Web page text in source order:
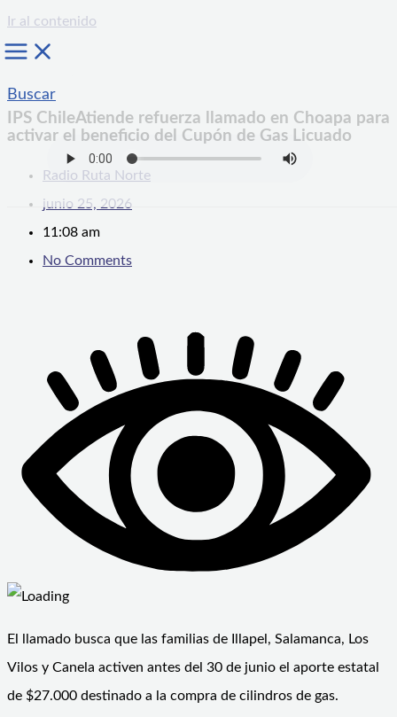
Ir al contenido
Buscar
IPS ChileAtiende refuerza llamado en Choapa para
activar el beneficio del Cupón de Gas Licuado
Radio Ruta Norte
junio 25, 2026
11:08 am
No Comments
El llamado busca que las familias de Illapel, Salamanca, Los
Vilos y Canela activen antes del 30 de junio el aporte estatal
de $27.000 destinado a la compra de cilindros de gas.